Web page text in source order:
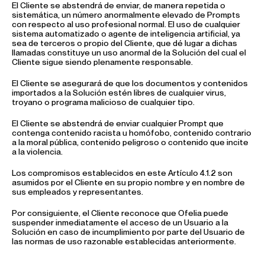
El Cliente se abstendrá de enviar, de manera repetida o
sistemática, un número anormalmente elevado de Prompts
con respecto al uso profesional normal. El uso de cualquier
sistema automatizado o agente de inteligencia artificial, ya
sea de terceros o propio del Cliente, que dé lugar a dichas
llamadas constituye un uso anormal de la Solución del cual el
Cliente sigue siendo plenamente responsable.
El Cliente se asegurará de que los documentos y contenidos
importados a la Solución estén libres de cualquier virus,
troyano o programa malicioso de cualquier tipo.
El Cliente se abstendrá de enviar cualquier Prompt que
contenga contenido racista u homófobo, contenido contrario
a la moral pública, contenido peligroso o contenido que incite
a la violencia.
Los compromisos establecidos en este Artículo 4.1.2 son
asumidos por el Cliente en su propio nombre y en nombre de
sus empleados y representantes.
Por consiguiente, el Cliente reconoce que Ofelia puede
suspender inmediatamente el acceso de un Usuario a la
Solución en caso de incumplimiento por parte del Usuario de
las normas de uso razonable establecidas anteriormente.